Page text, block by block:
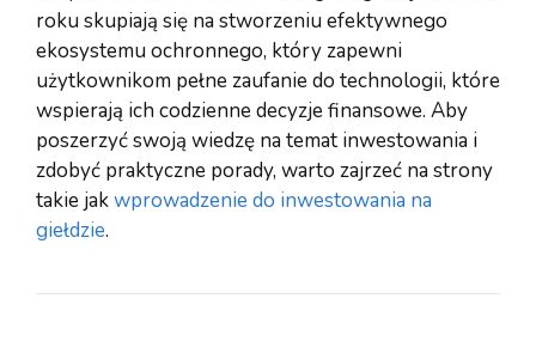
roku skupiają się na stworzeniu efektywnego
ekosystemu ochronnego, który zapewni
użytkownikom pełne zaufanie do technologii, które
wspierają ich codzienne decyzje finansowe. Aby
poszerzyć swoją wiedzę na temat inwestowania i
zdobyć praktyczne porady, warto zajrzeć na strony
takie jakwprowadzenie do inwestowania na
giełdzie.